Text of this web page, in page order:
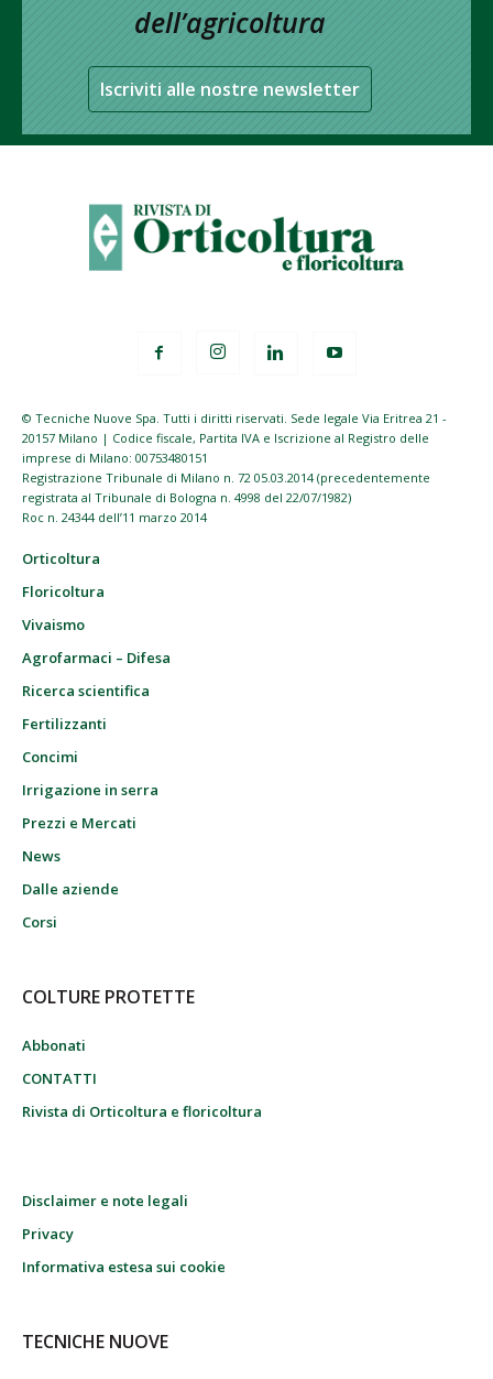
dell’agricoltura
Iscriviti alle nostre newsletter
© Tecniche Nuove Spa. Tutti i diritti riservati. Sede legale Via Eritrea 21 -
20157 Milano | Codice fiscale, Partita IVA e Iscrizione al Registro delle
imprese di Milano: 00753480151
Registrazione Tribunale di Milano n. 72 05.03.2014 (precedentemente
registrata al Tribunale di Bologna n. 4998 del 22/07/1982)
Roc n. 24344 dell’11 marzo 2014
Orticoltura
Floricoltura
Vivaismo
Agrofarmaci – Difesa
Ricerca scientifica
Fertilizzanti
Concimi
Irrigazione in serra
Prezzi e Mercati
News
Dalle aziende
Corsi
COLTURE PROTETTE
Abbonati
CONTATTI
Rivista di Orticoltura e floricoltura
Disclaimer e note legali
Privacy
Informativa estesa sui cookie
TECNICHE NUOVE